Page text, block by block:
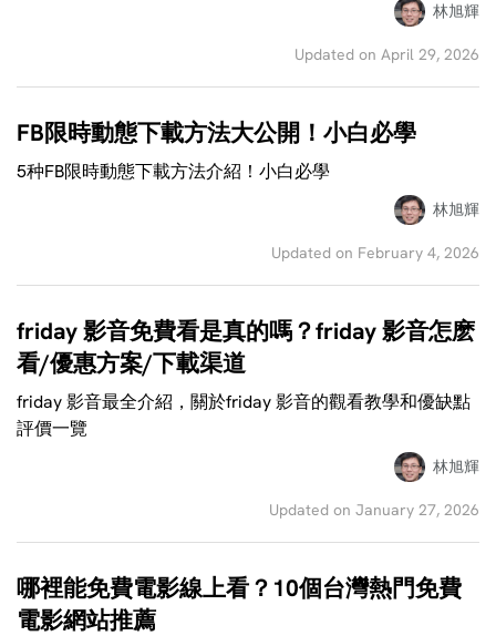
林旭輝
Updated on April 29, 2026
FB限時動態下載方法大公開！小白必學
5种FB限時動態下載方法介紹！小白必學
林旭輝
Updated on February 4, 2026
friday 影音免費看是真的嗎？friday 影音怎麽
看/優惠方案/下載渠道
friday 影音最全介紹，關於friday 影音的觀看教學和優缺點
評價一覽
林旭輝
Updated on January 27, 2026
哪裡能免費電影線上看？10個台灣熱門免費
電影網站推薦